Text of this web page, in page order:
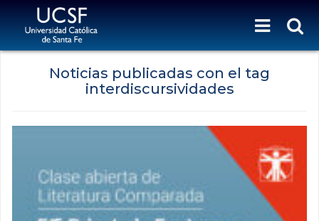
Noticias publicadas con el tag
interdiscursividades